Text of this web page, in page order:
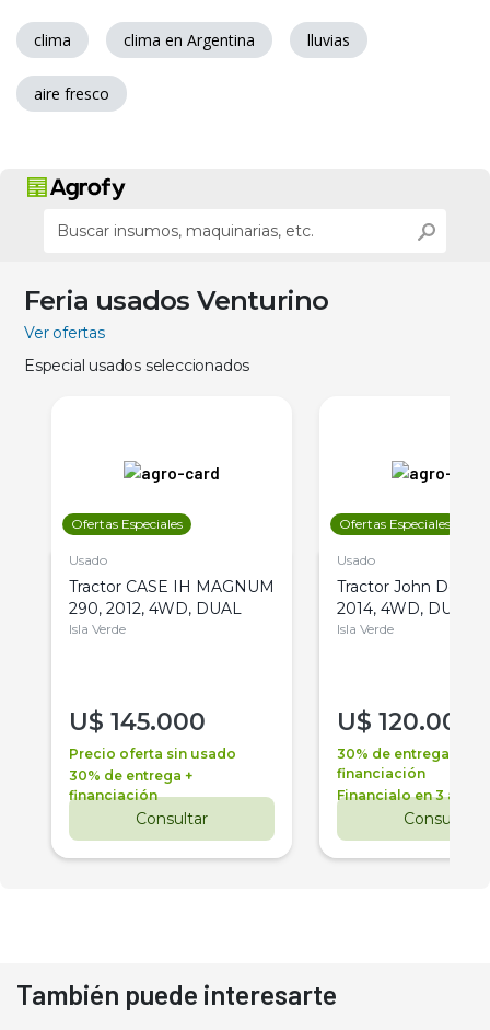
clima clima en Argentina lluvias
aire fresco
Feria usados Venturino
Ver ofertas
Especial usados seleccionados
Ofertas Especiales
Usado
Tractor CASE IH MAGNUM
290, 2012, 4WD, DUAL
Isla Verde
U$ 145.000
Precio oferta sin usado
30% de entrega +
financiación
Consultar
Ofertas Especiales
Usado
Tractor John Deere
2014, 4WD, DUAL
Isla Verde
U$ 120.000
30% de entrega +
financiación
Financialo en 3 años
Consultar
También puede interesarte